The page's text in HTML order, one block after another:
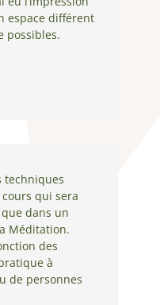
espace différent
possibles.
techniques
qui sera
dans un
Méditation.
des
à
de personnes